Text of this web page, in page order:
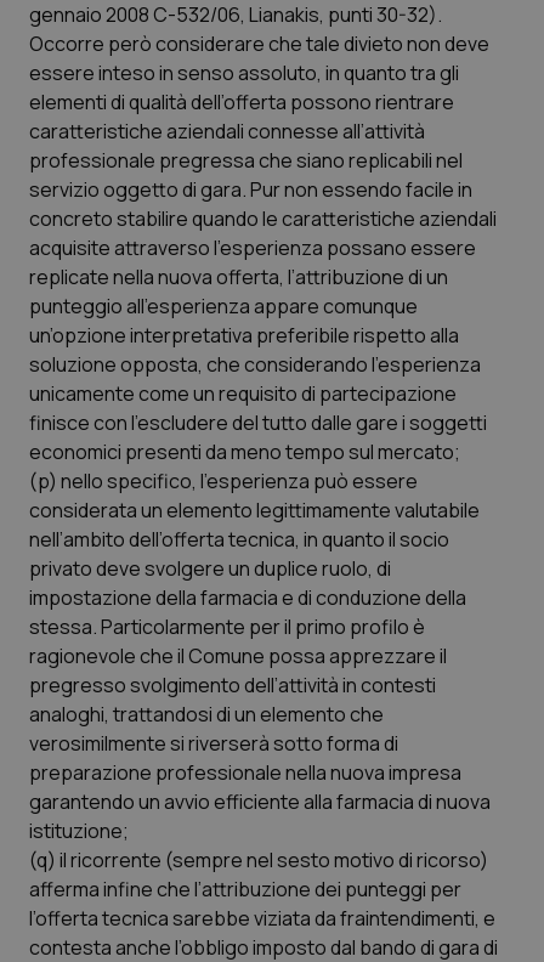
gennaio 2008 C-532/06, Lianakis, punti 30-32).
Occorre però considerare che tale divieto non deve
essere inteso in senso assoluto, in quanto tra gli
elementi di qualità dell’offerta possono rientrare
caratteristiche aziendali connesse all’attività
professionale pregressa che siano replicabili nel
servizio oggetto di gara. Pur non essendo facile in
concreto stabilire quando le caratteristiche aziendali
acquisite attraverso l’esperienza possano essere
replicate nella nuova offerta, l’attribuzione di un
punteggio all’esperienza appare comunque
un’opzione interpretativa preferibile rispetto alla
soluzione opposta, che considerando l’esperienza
unicamente come un requisito di partecipazione
finisce con l’escludere del tutto dalle gare i soggetti
economici presenti da meno tempo sul mercato;
(p) nello specifico, l’esperienza può essere
considerata un elemento legittimamente valutabile
nell’ambito dell’offerta tecnica, in quanto il socio
privato deve svolgere un duplice ruolo, di
impostazione della farmacia e di conduzione della
stessa. Particolarmente per il primo profilo è
ragionevole che il Comune possa apprezzare il
pregresso svolgimento dell’attività in contesti
analoghi, trattandosi di un elemento che
verosimilmente si riverserà sotto forma di
preparazione professionale nella nuova impresa
garantendo un avvio efficiente alla farmacia di nuova
istituzione;
(q) il ricorrente (sempre nel sesto motivo di ricorso)
afferma infine che l’attribuzione dei punteggi per
l’offerta tecnica sarebbe viziata da fraintendimenti, e
contesta anche l’obbligo imposto dal bando di gara di